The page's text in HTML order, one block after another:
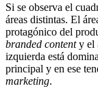
Si se observa el
áreas distintas. El
protagónico del
branded contenty el
izquierda está
principal y en ese
marketing.